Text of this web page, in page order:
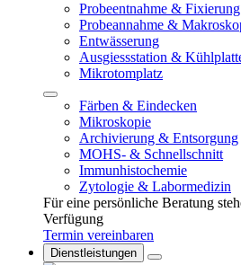
Probeentnahme & Fixierung
Probeannahme &
Entwässerung
Ausgiessstation &
Mikrotomplatz
Färben & Eindecken
Mikroskopie
Archivierung & Entsorgung
MOHS- & Schnellschnitt
Immunhistochemie
Zytologie & Labormedizin
Für eine persönliche Beratung
Verfügung
Termin vereinbaren
Dienstleistungen